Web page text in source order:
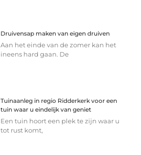
Druivensap maken van eigen druiven
Aan het einde van de zomer kan het
ineens hard gaan. De
Tuinaanleg in regio Ridderkerk voor een
tuin waar u eindelijk van geniet
Een tuin hoort een plek te zijn waar u
tot rust komt,